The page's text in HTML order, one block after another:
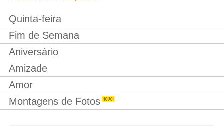
Quinta-feira
Fim de Semana
Aniversário
Amizade
Amor
Montagens de Fotos